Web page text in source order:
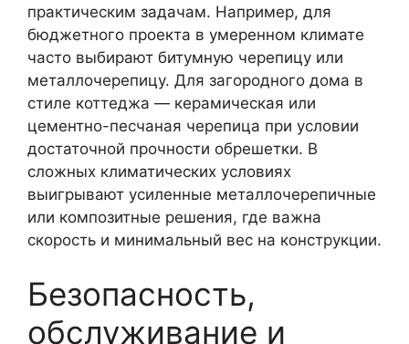
практическим задачам. Например, для
бюджетного проекта в умеренном климате
часто выбирают битумную черепицу или
металлочерепицу. Для загородного дома в
стиле коттеджа — керамическая или
цементно-песчаная черепица при условии
достаточной прочности обрешетки. В
сложных климатических условиях
выигрывают усиленные металлочерепичные
или композитные решения, где важна
скорость и минимальный вес на конструкции.
Безопасность,
обслуживание и